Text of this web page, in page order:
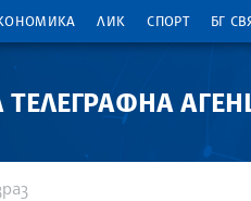
ЛИК СПОРТ БГ
ТЕЛЕГРАФНА